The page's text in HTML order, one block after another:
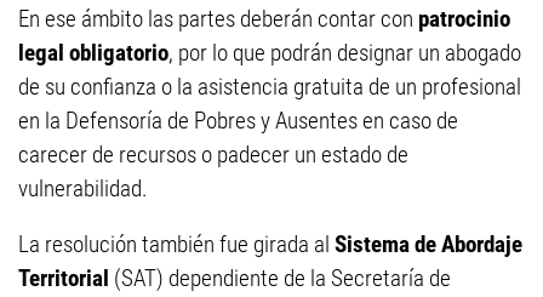
En ese ámbito las partes deberán contar con patrocinio
legal obligatorio, por lo que podrán designar un abogado
de su confianza o la asistencia gratuita de un profesional
en la Defensoría de Pobres y Ausentes en caso de
carecer de recursos o padecer un estado de
vulnerabilidad.
La resolución también fue girada al Sistema de Abordaje
Territorial (SAT) dependiente de la Secretaría de